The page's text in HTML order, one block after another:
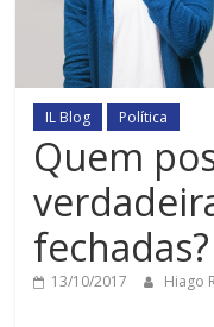
IL Blog Política
Quem
fechadas?
13/10/2017 Hiago